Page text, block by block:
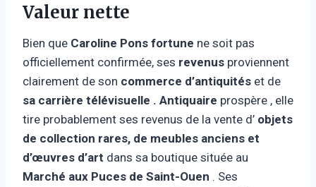
Valeur nette
Bien que Caroline Pons fortune ne soit pas
officiellement confirmée, ses revenus proviennent
clairement de son commerce d’antiquités et de
sa carrière télévisuelle . Antiquaire prospère , elle
tire probablement ses revenus de la vente d’ objets
de collection rares, de meubles anciens et
d’œuvres d’art dans sa boutique située au
Marché aux Puces de Saint-Ouen . Ses